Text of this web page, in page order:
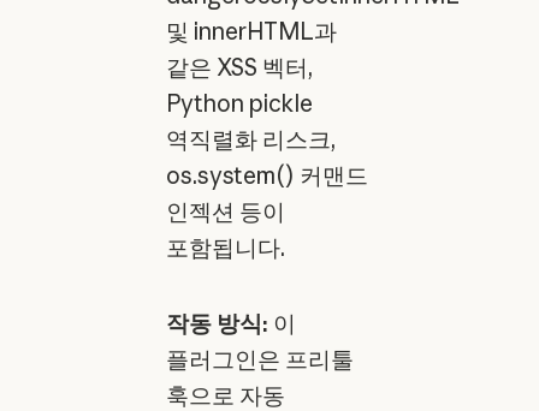
및 innerHTML과
같은 XSS 벡터,
Python pickle
역직렬화 리스크,
os.system() 커맨드
인젝션 등이
포함됩니다.
작동 방식: 이
플러그인은 프리툴
훅으로 자동